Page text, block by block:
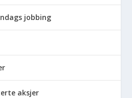
jobbing
aksjer